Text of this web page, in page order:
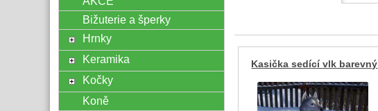
Kasička sedící vlk barevný
Bižuterie a šperky
Hrnky
Keramika
Kočky
Koně